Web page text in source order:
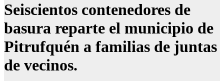
Seiscientos contenedores de
basura reparte el municipio de
Pitrufquén a familias de juntas
de vecinos.